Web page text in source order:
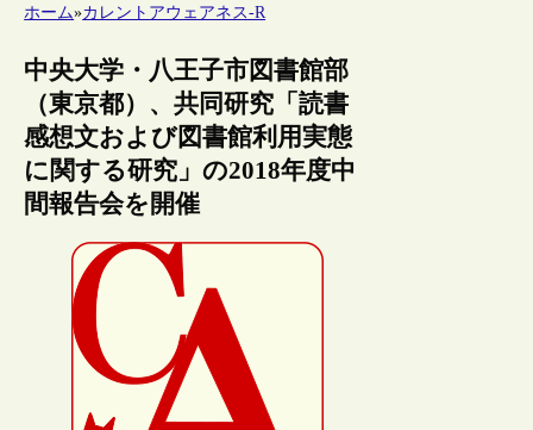
ホーム»カレントアウェアネス-R
中央大学・八王子市図書館部
（東京都）、共同研究「読書
感想文および図書館利用実態
に関する研究」の2018年度中
間報告会を開催